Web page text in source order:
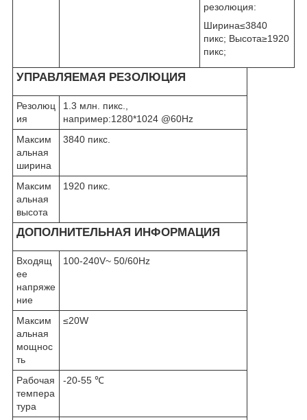
резолюция:
Ширина≤3840
пикс; Высота≥1920
пикс;
УПРАВЛЯЕМАЯ РЕЗОЛЮЦИЯ
Резолюц
ия
1.3 млн. пикс.,
например:1280*1024 @60Hz
Максим
альная
ширина
3840 пикс.
Максим
альная
высота
1920 пикс.
ДОПОЛНИТЕЛЬНАЯ ИНФОРМАЦИЯ
Входящ
ее
напряже
ние
100-240V~ 50/60Hz
Максим
альная
мощнос
ть
≤20W
Рабочая
темпера
тура
-20-55 ℃